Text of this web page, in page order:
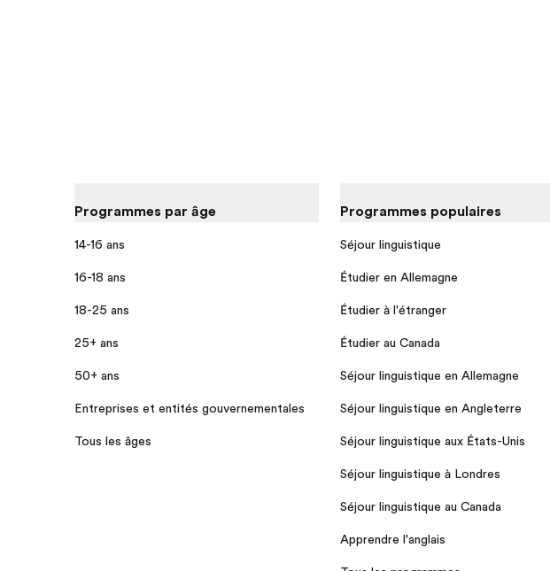
Programmes par âge
14-16 ans
16-18 ans
18-25 ans
25+ ans
50+ ans
Entreprises et entités gouvernementales
Tous les âges
Programmes populaires
Séjour linguistique
Étudier en Allemagne
Étudier à l'étranger
Étudier au Canada
Séjour linguistique en Allemagne
Séjour linguistique en Angleterre
Séjour linguistique aux États-Unis
Séjour linguistique à Londres
Séjour linguistique au Canada
Apprendre l'anglais